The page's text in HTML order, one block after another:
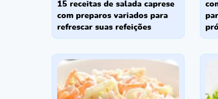
15 receitas de salada caprese
com preparos variados para
refrescar suas refeições